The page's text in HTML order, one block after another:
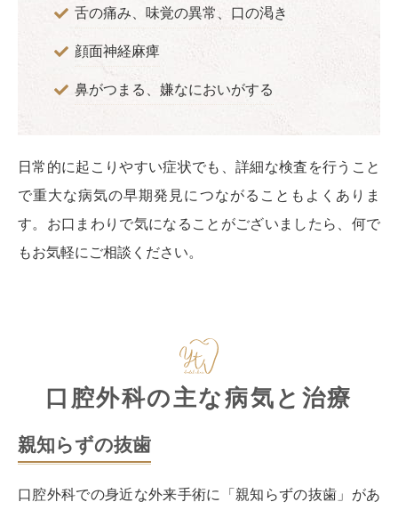
舌の痛み、味覚の異常、口の渇き
顔面神経麻痺
鼻がつまる、嫌なにおいがする
日常的に起こりやすい症状でも、詳細な検査を行うこと
で重大な病気の早期発見につながることもよくありま
す。お口まわりで気になることがございましたら、何で
もお気軽にご相談ください。
口腔外科の主な病気と治療
親知らずの抜歯
口腔外科での身近な外来手術に「親知らずの抜歯」があ